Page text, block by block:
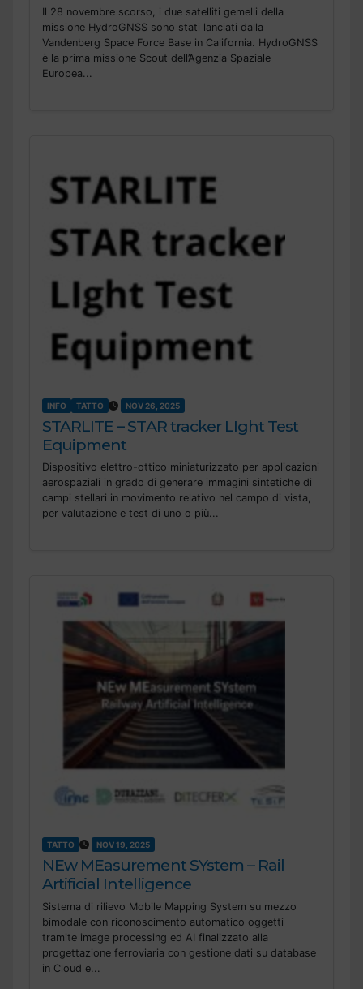
Il 28 novembre scorso, i due satelliti gemelli della
missione HydroGNSS sono stati lanciati dalla
Vandenberg Space Force Base in California. HydroGNSS
è la prima missione Scout dell’Agenzia Spaziale
Europea...
INFO TATTO NOV 26, 2025
STARLITE – STAR tracker LIght Test
Equipment
Dispositivo elettro-ottico miniaturizzato per applicazioni
aerospaziali in grado di generare immagini sintetiche di
campi stellari in movimento relativo nel campo di vista,
per valutazione e test di uno o più...
TATTO NOV 19, 2025
NEw MEasurement SYstem – Rail
Artificial Intelligence
Sistema di rilievo Mobile Mapping System su mezzo
bimodale con riconoscimento automatico oggetti
tramite image processing ed AI finalizzato alla
progettazione ferroviaria con gestione dati su database
in Cloud e...